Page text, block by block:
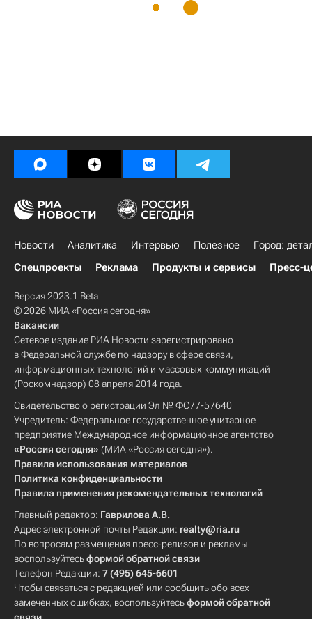
Новости Аналитика Интервью Полезное
Город:
Спецпроекты
Реклама Продукты и сервисы Пресс-
Версия 2023.1 Beta
© 2026 МИА «Россия сегодня»
Вакансии
Сетевое издание РИА Новости зарегистрировано
в Федеральной службе по надзору в сфере связи,
информационных технологий и массовых коммуникаций
(Роскомнадзор) 08 апреля 2014 года.
Свидетельство о регистрации Эл № ФС77-57640
Учредитель: Федеральное государственное унитарное
предприятие Международное информационное агентство
«Россия сегодня» (МИА «Россия сегодня»).
Правила использования материалов
Политика конфиденциальности
Правила применения рекомендательных технологий
Главный редактор: Гаврилова А.В.
Адрес электронной почты Редакции: realty@ria.ru
По вопросам размещения пресс-релизов и рекламы
воспользуйтесьформой обратной связи
Телефон Редакции: 7 (495) 645-6601
Чтобы связаться с редакцией или сообщить обо всех
замеченных ошибках, воспользуйтесьформой обратной